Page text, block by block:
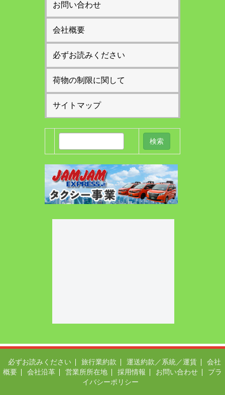
お問い合わせ
会社概要
必ずお読みください
荷物の制限に関して
サイトマップ
必ずお読みください 旅行業約款 運送約款／系統／運賃
会社
概要
会社沿革 営業所所在地 採用情報 お問い合わせ
プラ
イバシーポリシー